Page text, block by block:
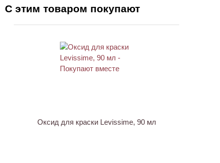
С этим товаром покупают
Оксид для краски Levissime, 90 мл